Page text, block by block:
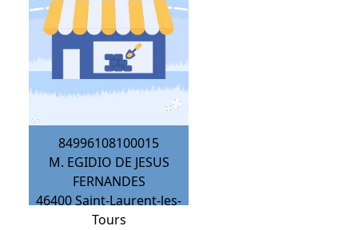
84996108100015
M. EGIDIO DE JESUS
FERNANDES
46400Saint-Laurent-les-
Tours